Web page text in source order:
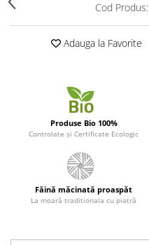
Cod Produs:
Adauga la Favorite
Produse Bio 100%
Controlate și Certificate Ecologic
Făină măcinată proaspăt
La moară traditionala cu piatră